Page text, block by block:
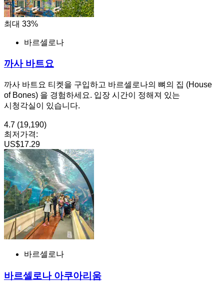
최대 33%
바르셀로나
까사 바트요
까사 바트요 티켓을 구입하고 바르셀로나의 뼈의 집 (House
of Bones) 을 경험하세요. 입장 시간이 정해져 있는
시청각실이 있습니다.
4.7 (19,190)
최저가격:
US$17.29
바르셀로나
바르셀로나 아쿠아리움